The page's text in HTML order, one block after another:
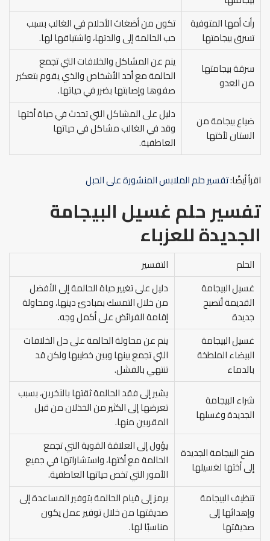
رأت أمها المتوفية
تسرق بيجامتها
تكون من أضغاث الأحلام في الغالب بسبب
حب الحالمة إلى والدتها، واشتياقها لها.
سرقة بيجامتها
من العدو
ينم عن المشاكل والخلافات التي تجمع
الحالمة مع أحد الأشخاص والذي يقوم بتعكير
صفوها وإصابتها بضرر في حياتها.
ضياع بيجامة من
الستان لأختها
دليل على المشاكل التي تحدث في حياة أختها
وقد في الغالب مشاكل في حياتها
العاطفية.
اقرأ أيضًا:تفسير حلم الملابس المنشورة على الحبل
تفسير حلم غسيل البيجامة
الجديدة للعزباء
الحلم
التفسير
غسيل البيجامة
القديمة لُتصبح
جديدة
دليل على تغيير حياة الحالمة إلى الأفضل
من خلال التمسك بمبادئ دينها، ومحاولة
إقامة الفرائض على أكمل وجه.
غسيل البيجامة
البيضاء الملطخة
بالدماء
ينم عن محاولة الحالمة على حل الخلافات
التي تجمع بينها وبين خطيبها ولكن قد
تنتهي بالفشل.
شراء البيجامة
الجديدة وغسلها
يشير إلى فقد الحالمة ثقتها بالآخرين، بسبب
تعرضها إلى الكثير من الخذلان من قبل
المقربين منها.
منح البيجامة الجديدة
إلى أختها لغسيلها
يؤول إلى العلاقة القوية التي تجمع
الحالمة مع أختها، واستشاراتها في جميع
الأمور التي تخص حياتها العاطفية.
تنظيف البيجامة
وإهدائها إلى
صديقتها
يرمز إلى قيام الحالمة بتوفير المساعدة إلى
صديقتها من خلال توفير عمل يكون
مناسبًا لها.